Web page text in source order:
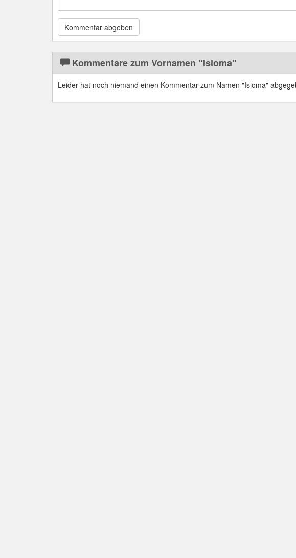
Kommentare zum Vornamen "Isioma"
Leider hat noch niemand einen Kommentar zum Namen "Isioma"